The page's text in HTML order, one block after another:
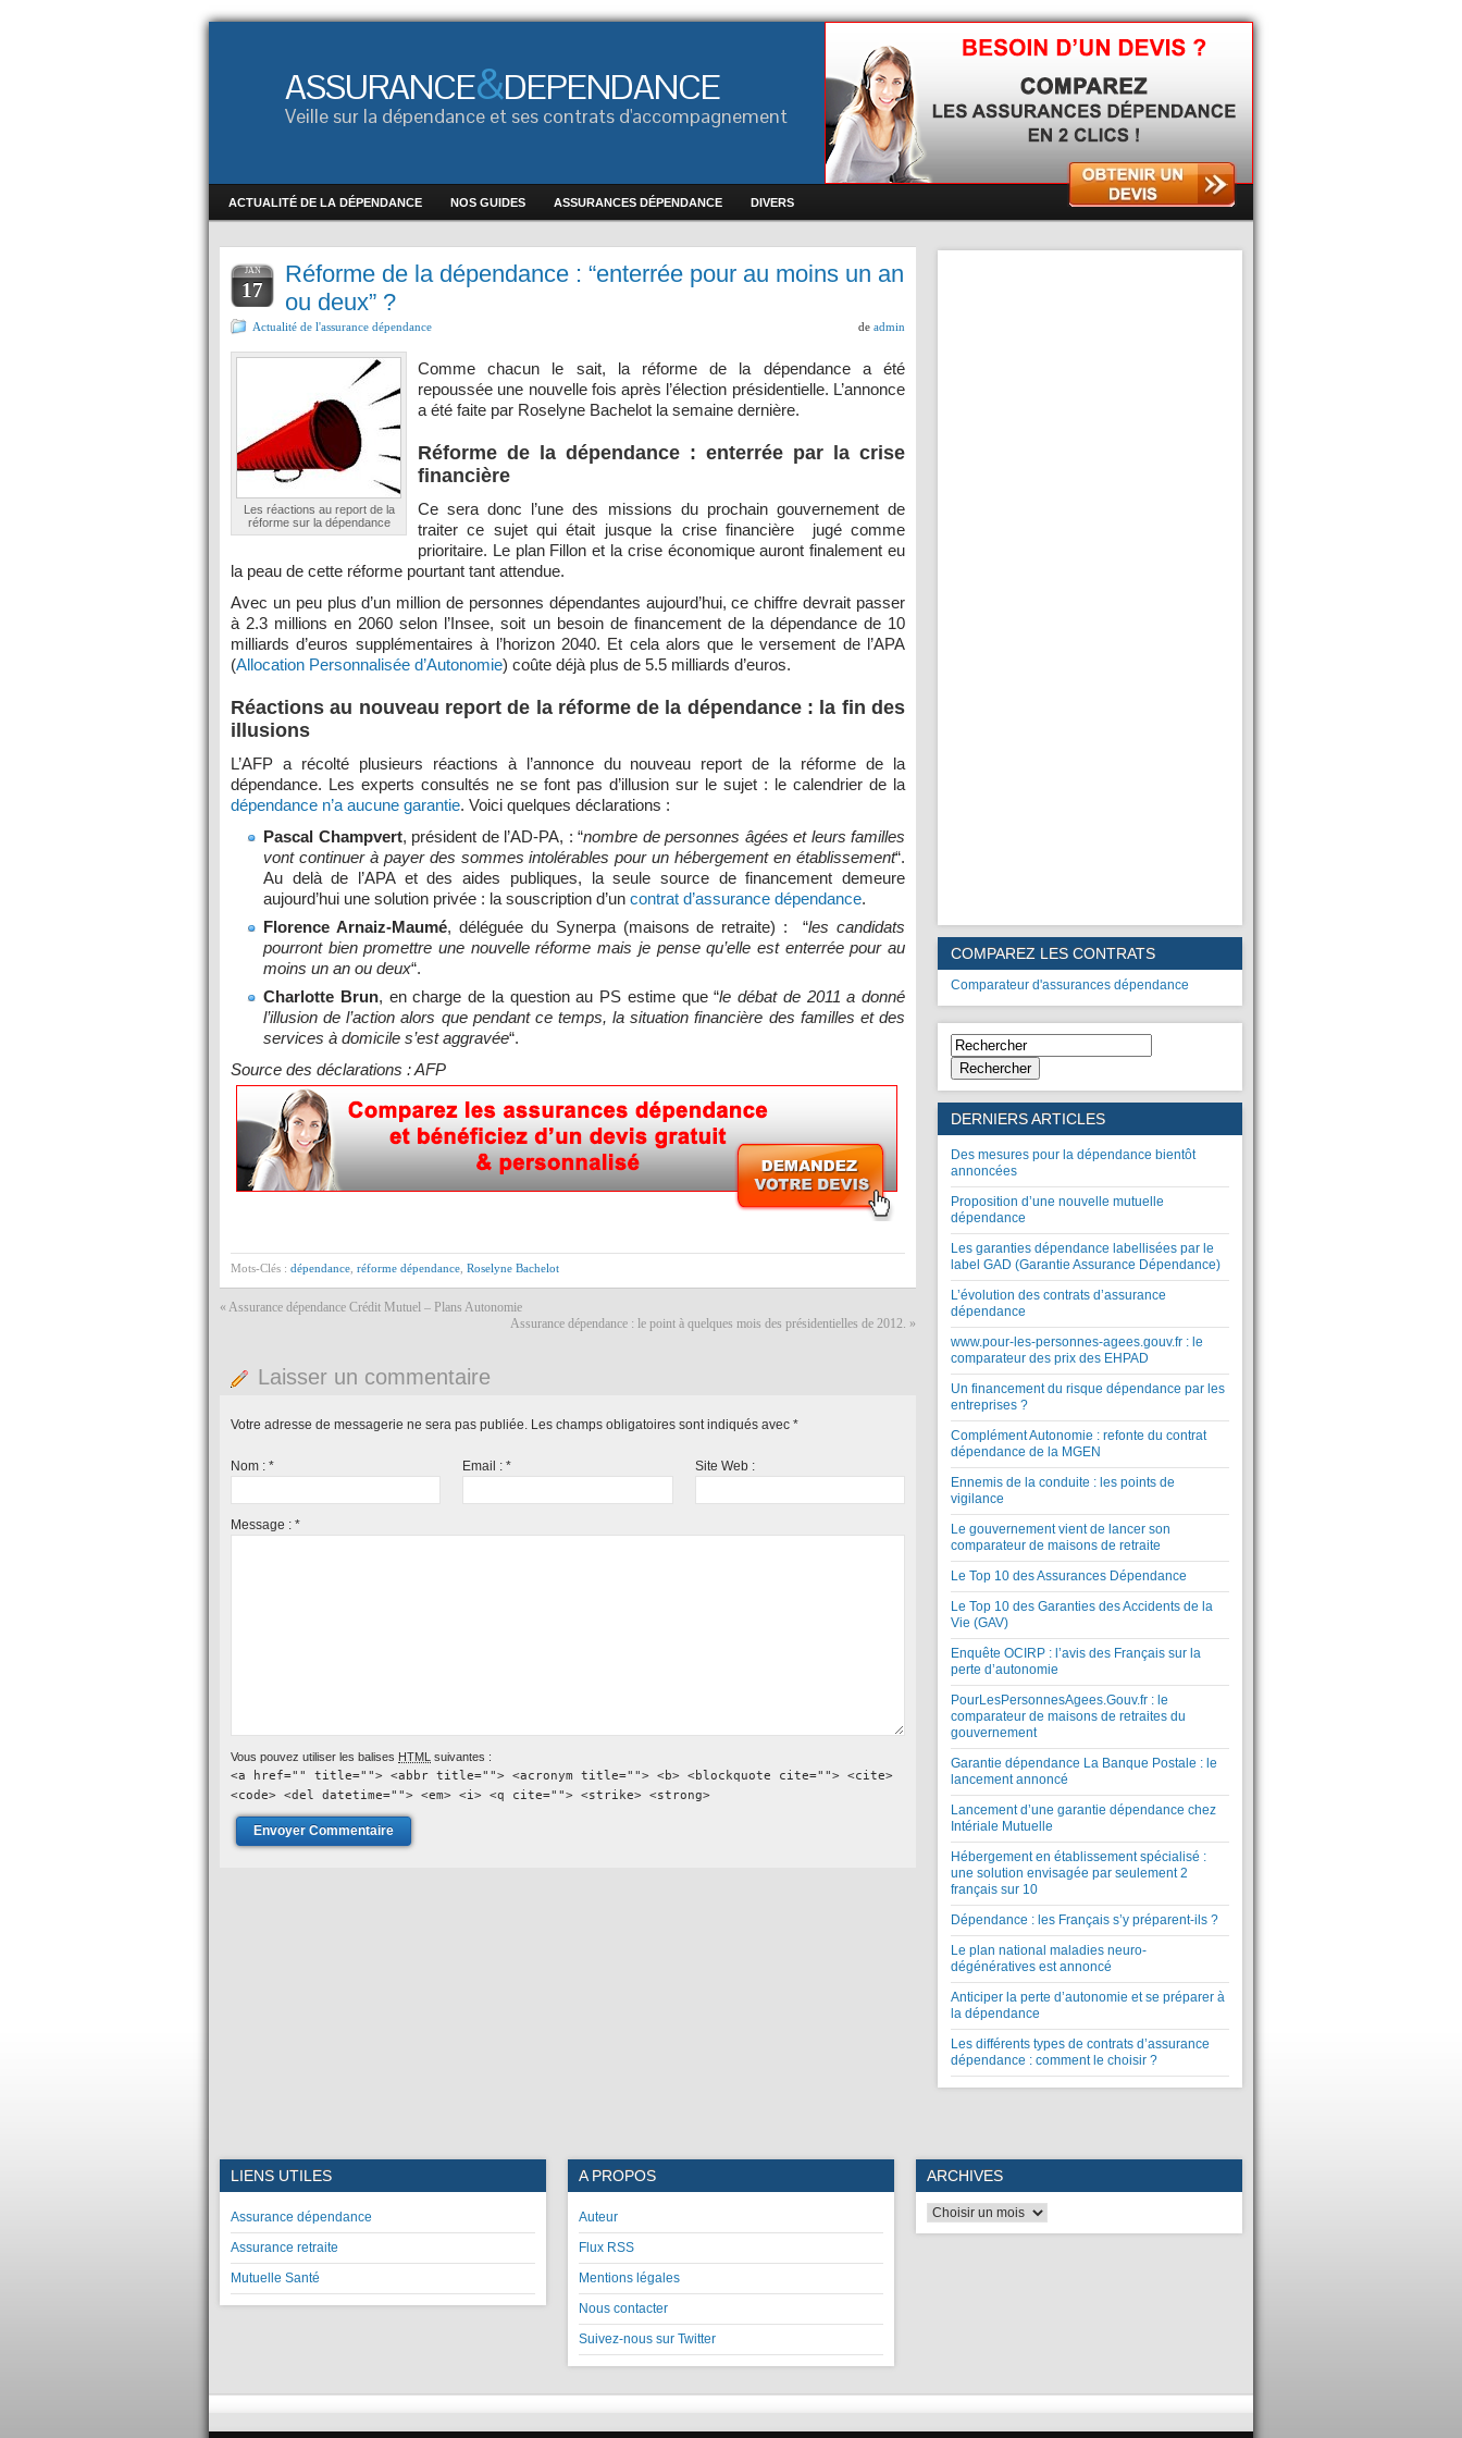
ASSURANCE&DEPENDANCE
Veille sur la dépendance et ses contrats d'accompagnement
ACTUALITÉ DE LA DÉPENDANCE NOS GUIDES ASSURANCES DÉPENDANCE DIVERS
JAN
17
Réforme de la dépendance : “enterrée pour au moins un an
ou deux” ?
Actualité de l'assurance dépendance de admin
Les réactions au report de la
réforme sur la dépendance
Comme chacun le sait, la réforme de la dépendance a été
repoussée une nouvelle fois après l’élection présidentielle. L’annonce
a été faite par Roselyne Bachelot la semaine dernière.
Réforme de la dépendance : enterrée par la crise
financière
Ce sera donc l’une des missions du prochain gouvernement de
traiter ce sujet qui était jusque la crise financière jugé comme
prioritaire. Le plan Fillon et la crise économique auront finalement eu
la peau de cette réforme pourtant tant attendue.
Avec un peu plus d’un million de personnes dépendantes aujourd’hui, ce chiffre devrait passer
à 2.3 millions en 2060 selon l’Insee, soit un besoin de financement de la dépendance de 10
milliards d’euros supplémentaires à l’horizon 2040. Et cela alors que le versement de l’APA
(Allocation Personnalisée d’Autonomie) coûte déjà plus de 5.5 milliards d’euros.
Réactions au nouveau report de la réforme de la dépendance : la fin des
illusions
L’AFP a récolté plusieurs réactions à l’annonce du nouveau report de la réforme de la
dépendance. Les experts consultés ne se font pas d’illusion sur le sujet : le calendrier de la
dépendance n’a aucune garantie. Voici quelques déclarations :
Pascal Champvert, président de l’AD-PA, : “nombre de personnes âgées et leurs familles
vont continuer à payer des sommes intolérables pour un hébergement en établissement“.
Au delà de l’APA et des aides publiques, la seule source de financement demeure
aujourd’hui une solution privée : la souscription d’un contrat d’assurance dépendance.
Florence Arnaiz-Maumé, déléguée du Synerpa (maisons de retraite) : “les candidats
pourront bien promettre une nouvelle réforme mais je pense qu’elle est enterrée pour au
moins un an ou deux“.
Charlotte Brun, en charge de la question au PS estime que “le débat de 2011 a donné
l’illusion de l’action alors que pendant ce temps, la situation financière des familles et des
services à domicile s’est aggravée“.
Source des déclarations : AFP
Mots-Clés : dépendance réforme dépendance Roselyne Bachelot
« Assurance dépendance Crédit Mutuel – Plans Autonomie
Assurance dépendance : le point à quelques mois des présidentielles de 2012. »
Laisser un commentaire
Votre adresse de messagerie ne sera pas publiée. Les champs obligatoires sont indiqués avec *
Nom : * Email :* Site Web :
Message : *
Vous pouvez utiliser les balises HTML suivantes :
<a href="" title=""> <abbr title=""> <acronym title=""> <b> <blockquote cite=""> <cite>
<code> <del datetime=""> <em> <i> <q cite=""> <strike> <strong>
COMPAREZ LES CONTRATS
Comparateur d'assurances dépendance
Rechercher
DERNIERS ARTICLES
Des mesures pour la dépendance bientôt
annoncées
Proposition d’une nouvelle mutuelle
dépendance
Les garanties dépendance labellisées par le
label GAD (Garantie Assurance Dépendance)
L’évolution des contrats d’assurance
dépendance
www.pour-les-personnes-agees.gouv.fr : le
comparateur des prix des EHPAD
Un financement du risque dépendance par les
entreprises ?
Complément Autonomie : refonte du contrat
dépendance de la MGEN
Ennemis de la conduite : les points de
vigilance
Le gouvernement vient de lancer son
comparateur de maisons de retraite
Le Top 10 des Assurances Dépendance
Le Top 10 des Garanties des Accidents de la
Vie (GAV)
Enquête OCIRP : l’avis des Français sur la
perte d’autonomie
PourLesPersonnesAgees.Gouv.fr : le
comparateur de maisons de retraites du
gouvernement
Garantie dépendance La Banque Postale : le
lancement annoncé
Lancement d’une garantie dépendance chez
Intériale Mutuelle
Hébergement en établissement spécialisé :
une solution envisagée par seulement 2
français sur 10
Dépendance : les Français s’y préparent-ils ?
Le plan national maladies neuro-
dégénératives est annoncé
Anticiper la perte d’autonomie et se préparer à
la dépendance
Les différents types de contrats d’assurance
dépendance : comment le choisir ?
LIENS UTILES
Assurance dépendance
Assurance retraite
Mutuelle Santé
A PROPOS
Auteur
Flux RSS
Mentions légales
Nous contacter
Suivez-nous sur Twitter
ARCHIVES